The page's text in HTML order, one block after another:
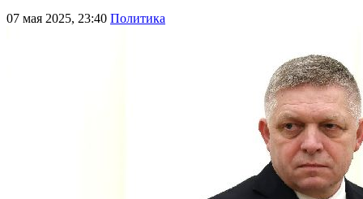
07 мая 2025, 23:40 Политика